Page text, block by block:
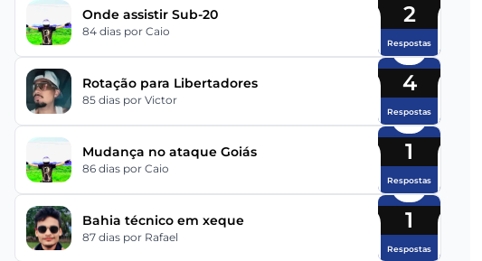
Onde assistir Sub-20
84 dias por Caio
2
Respostas
Rotação para Libertadores
85 dias por Victor
4
Respostas
Mudança no ataque Goiás
86 dias por Caio
1
Respostas
Bahia técnico em xeque
87 dias por Rafael
1
Respostas